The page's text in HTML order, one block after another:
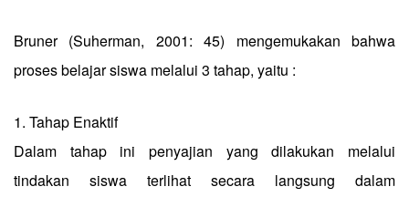
Bruner (Suherman, 2001: 45) mengemukakan bahwa
proses belajar siswa melalui 3 tahap, yaitu :
1. Tahap Enaktif
Dalam tahap ini penyajian yang dilakukan melalui
tindakan siswa terlihat secara langsung dalam